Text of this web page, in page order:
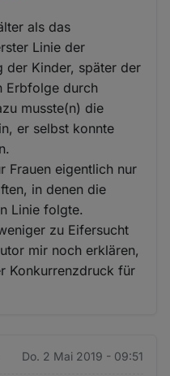
als das
Linie der
der Kinder, später der
Erbfolge durch
musste(n) die
er selbst konnte
Frauen eigentlich nur
in denen die
Linie folgte.
zu Eifersucht
mir noch erklären,
Konkurrenzdruck für
Do. 2 Mai 2019 - 09:51